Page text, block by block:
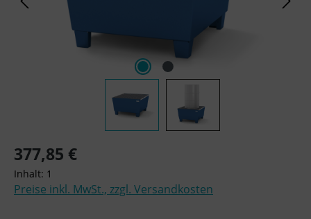
Regulärer Preis:
377,85 €
Inhalt: 1
Preise inkl. MwSt., zzgl. Versandkosten